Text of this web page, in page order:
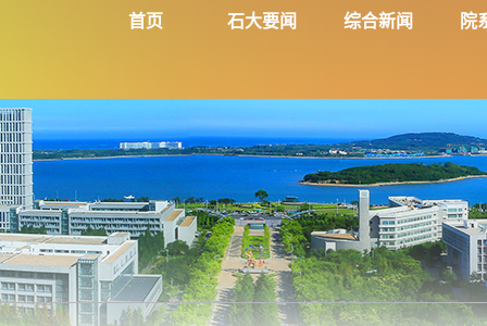
首页 石大要闻 综合新闻 院